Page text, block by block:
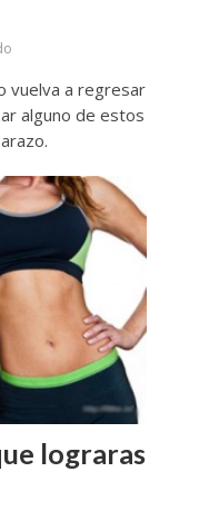
vuelva a regresar
alguno de estos
lograras